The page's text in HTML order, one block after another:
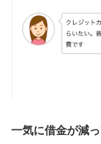
一気に借金が減